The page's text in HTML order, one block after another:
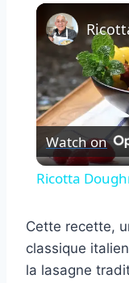
Watch on
Ricotta
Cette recette,
classique
la lasagne